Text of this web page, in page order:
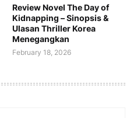
Review Novel The Day of
Kidnapping – Sinopsis &
Ulasan Thriller Korea
Menegangkan
February 18, 2026